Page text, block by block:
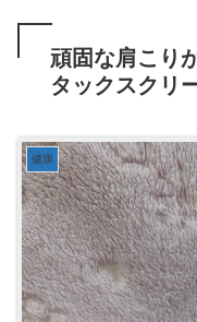
頑固な肩こり
タックスクリ
健康